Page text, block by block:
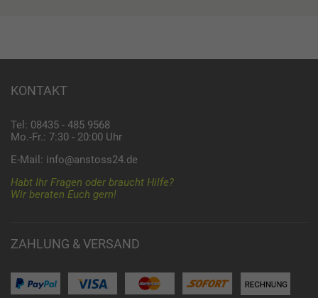
KONTAKT
Tel: 08435 - 485 9568
Mo.-Fr.: 7:30 - 20:00 Uhr
E-Mail: info@anstoss24.de
Habt Ihr Fragen oder braucht Hilfe?
Wir beraten Euch gern!
ZAHLUNG & VERSAND